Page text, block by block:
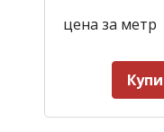
цена за метр